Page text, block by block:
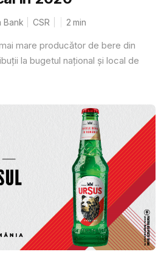
Bank CSR 2 min
mare producător de bere din
la bugetul național și local de